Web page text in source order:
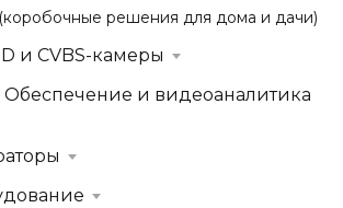
решения для дома и дачи)
и CVBS-камеры
и видеоаналитика